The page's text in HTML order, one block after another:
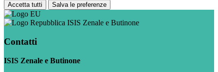
Accetta tutti Salva le preferenze
ISIS Zenale e Butinone
Contatti
ISIS Zenale e Butinone